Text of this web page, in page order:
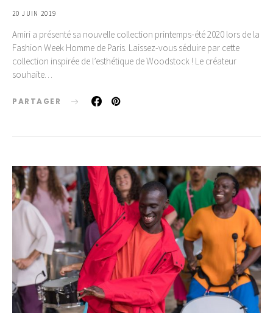
20 JUIN 2019
Amiri a présenté sa nouvelle collection printemps-été 2020 lors de la
Fashion Week Homme de Paris. Laissez-vous séduire par cette
collection inspirée de l’esthétique de Woodstock ! Le créateur
souhaite…
PARTAGER